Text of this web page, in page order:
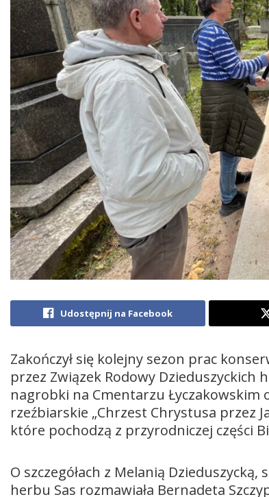
Udostępnij na Facebook
Zakończył się kolejny sezon prac
przez Związek Rodowy
nagrobki na Cmentarzu
rzeźbiarskie „Chrzest Chrystusa przez
które pochodzą z przyrodniczej części
O szczegółach z Melanią
herbu Sas rozmawiała Bernadeta